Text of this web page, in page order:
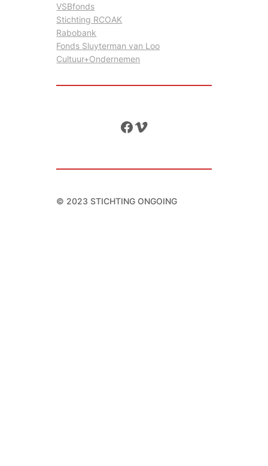
VSBfonds
Stichting RCOAK
Rabobank
Fonds Sluyterman van Loo
Cultuur+Ondernemen
Facebook Vimeo
© 2023 STICHTING ONGOING